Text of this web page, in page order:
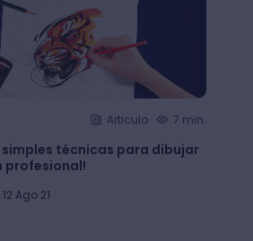
Articulo 7 min.
simples técnicas para dibujar
profesional!
Ago 21